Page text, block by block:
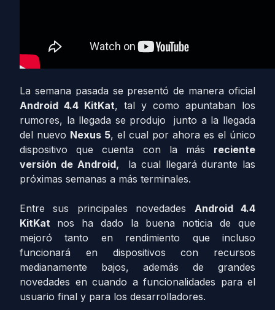
La semana pasada se presentó de manera oficial
Android 4.4 KitKat, tal y como apuntaban los
rumores, la llegada se produjo junto a la llegada
del nuevo Nexus 5, el cual por ahora es el único
dispositivo que cuenta con la más reciente
versión de Android, la cual llegará durante las
próximas semanas a más terminales.
Entre sus principales novedades Android 4.4
KitKat nos ha dado la buena noticia de que
mejoró tanto en rendimiento que incluso
funcionará en dispositivos con recursos
medianamente bajos, además de grandes
novedades en cuando a funcionalidades para el
usuario final y para los desarrolladores.